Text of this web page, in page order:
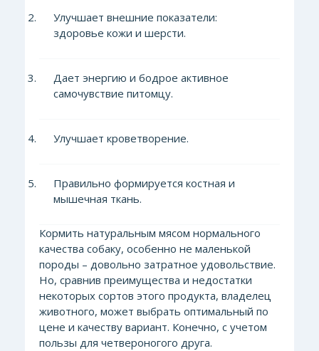
Улучшает внешние показатели:
здоровье кожи и шерсти.
Дает энергию и бодрое активное
самочувствие питомцу.
Улучшает кроветворение.
Правильно формируется костная и
мышечная ткань.
Кормить натуральным мясом нормального
качества собаку, особенно не маленькой
породы – довольно затратное удовольствие.
Но, сравнив преимущества и недостатки
некоторых сортов этого продукта, владелец
животного, может выбрать оптимальный по
цене и качеству вариант. Конечно, с учетом
пользы для четвероногого друга.